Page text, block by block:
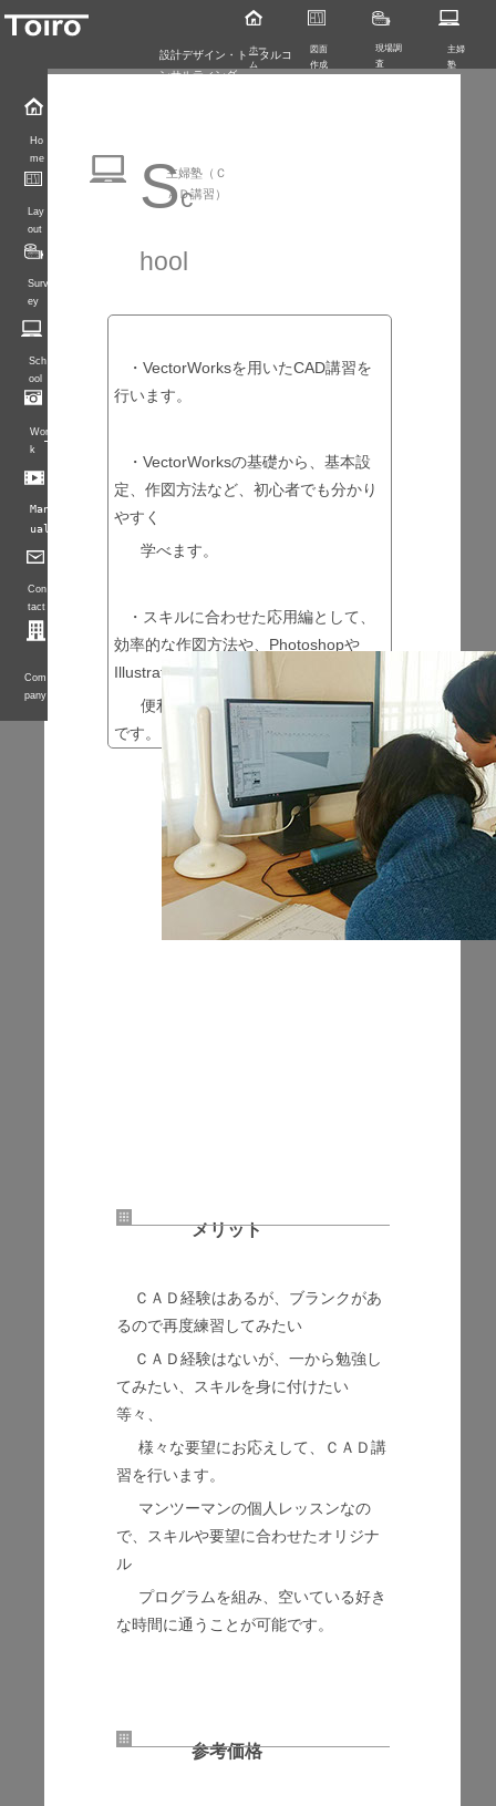
Ho
me
Lay
out
Surv
ey
Sch
ool
Wor
k
Con
tact
Com
pany
設計デザイン・トータルコ
ンサルティング
Man
ual
主婦塾（Ｃ
ＡＤ講習）
Sc
hool
・VectorWorksを用いたCAD講習を
行います。
・VectorWorksの基礎から、基本設
定、作図方法など、初心者でも分かり
やすく
学べます。
・スキルに合わせた応用編として、
効率的な作図方法や、Photoshopや
Illustratorの
便利な機能などを学ぶことが可能
です。
メリット
ＣＡＤ経験はあるが、ブランクがあ
るので再度練習してみたい
ＣＡＤ経験はないが、一から勉強し
てみたい、スキルを身に付けたい
等々、
様々な要望にお応えして、ＣＡＤ講
習を行います。
マンツーマンの個人レッスンなの
で、スキルや要望に合わせたオリジナ
ル
プログラムを組み、空いている好き
な時間に通うことが可能です。
参考価格
ホー
ム
図面
作成
現場調
査
主婦
塾